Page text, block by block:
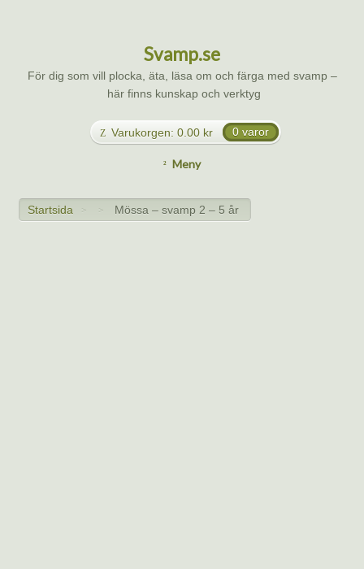
Svamp.se
För dig som vill plocka, äta, läsa om och färga med svamp –
här finns kunskap och verktyg
Varukorgen: 0.00 kr 0 varor
Meny
Startsida > > Mössa – svamp 2 – 5 år